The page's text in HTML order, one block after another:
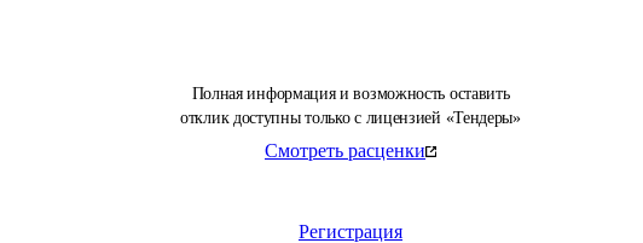
Полная информация и возможность оставить
отклик доступны только с лицензией «Тендеры»
Смотреть расценки
Регистрация